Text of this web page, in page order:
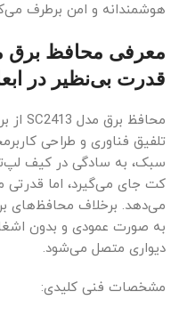
هوشمندانه و امن برطرف
قدرت بی‌نظیر در
تلفیق فناوری و طراحی
سبک، به سادگی در کیف
کت جای می‌گیرد، اما قدرتی
می‌دهد. برخلاف محافظ‌های
به صورت عمودی و بدون
دیواری متصل می‌شود.
مشخصات فنی کلیدی: